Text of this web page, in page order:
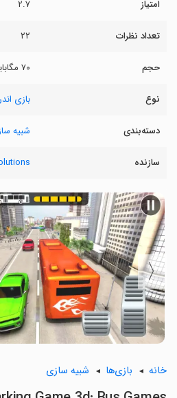
امتیاز ۲.۷
تعداد نظرات ۲۲
حجم ۷۰ مگابایت
نوع بازی
دسته‌بندی شبیه
سازنده
〈
خانه بازی‌ها شبیه سازی